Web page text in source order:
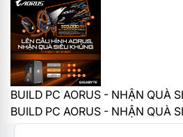
BUILD PC AORUS - NHẬN QUÀ
BUILD PC AORUS - NHẬN QUÀ